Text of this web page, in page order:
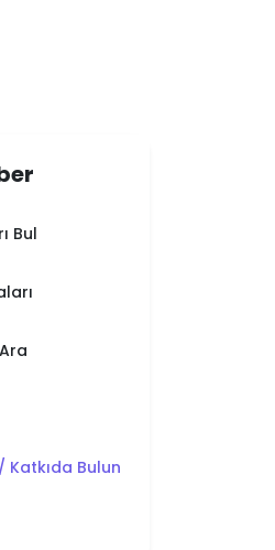
Bul
Katkıda Bulun